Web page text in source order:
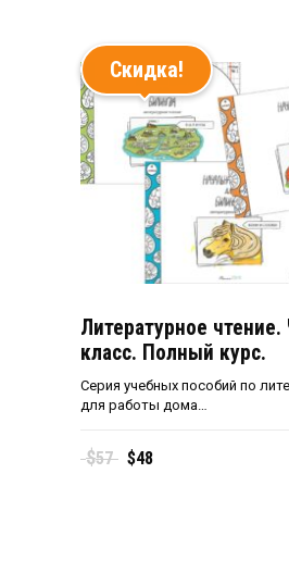
Скидка!
Литературное
класс. Полный курс.
Серия учебных пособий по
для работы дома…
$57 $48Текущая